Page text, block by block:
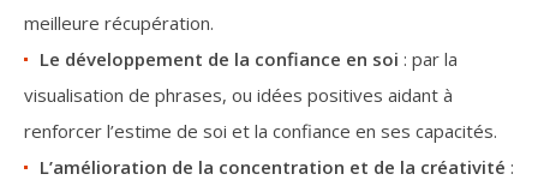
meilleure récupération.
Le développement de la confiance en soi : par la
visualisation de phrases, ou idées positives aidant à
renforcer l’estime de soi et la confiance en ses capacités.
L’amélioration de la concentration et de la créativité :